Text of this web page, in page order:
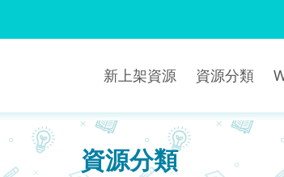
新上架資源 資源分類
資源分類